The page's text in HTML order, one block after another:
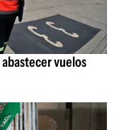
vuelos